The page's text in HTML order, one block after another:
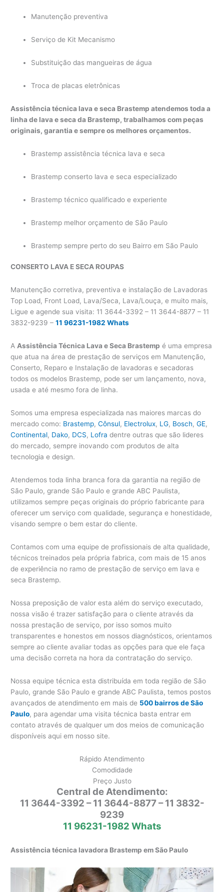
Manutenção preventiva
Serviço de Kit Mecanismo
Substituição das mangueiras de água
Troca de placas eletrônicas
Assistência técnica lava e seca Brastemp atendemos toda a
linha de lava e seca da Brastemp, trabalhamos com peças
originais, garantia e sempre os melhores orçamentos.
Brastemp assistência técnica lava e seca
Brastemp conserto lava e seca especializado
Brastemp técnico qualificado e experiente
Brastemp melhor orçamento de São Paulo
Brastemp sempre perto do seu Bairro em São Paulo
CONSERTO LAVA E SECA ROUPAS
Manutenção corretiva, preventiva e instalação de Lavadoras
Top Load, Front Load, Lava/Seca, Lava/Louça, e muito mais,
Ligue e agende sua visita: 11 3644-3392 – 11 3644-8877 – 11
3832-9239 –11 96231-1982 Whats
AAssistência Técnica Lava e Seca Brastemp é uma empresa
que atua na área de prestação de serviços em Manutenção,
Conserto, Reparo e Instalação de lavadoras e secadoras
todos os modelos Brastemp, pode ser um lançamento, nova,
usada e até mesmo fora de linha.
Somos uma empresa especializada nas maiores marcas do
mercado como: Brastemp,Cônsul, Electrolux, LG, Bosch,GE,
Continental, Dako, DCS, Lofra dentre outras que são lideres
do mercado, sempre inovando com produtos de alta
tecnologia e design.
Atendemos toda linha branca fora da garantia na região de
São Paulo, grande São Paulo e grande ABC Paulista,
utilizamos sempre peças originais do próprio fabricante para
oferecer um serviço com qualidade, segurança e honestidade,
visando sempre o bem estar do cliente.
Contamos com uma equipe de profissionais de alta qualidade,
técnicos treinados pela própria fabrica, com mais de 15 anos
de experiência no ramo de prestação de serviço em lava e
seca Brastemp.
Nossa preposição de valor esta além do serviço executado,
nossa visão é trazer satisfação para o cliente através da
nossa prestação de serviço, por isso somos muito
transparentes e honestos em nossos diagnósticos, orientamos
sempre ao cliente avaliar todas as opções para que ele faça
uma decisão correta na hora da contratação do serviço.
Nossa equipe técnica esta distribuída em toda região de São
Paulo, grande São Paulo e grande ABC Paulista, temos postos
avançados de atendimento em mais de 500 bairros de São
Paulo, para agendar uma visita técnica basta entrar em
contato através de qualquer um dos meios de comunicação
disponíveis aqui em nosso site.
Rápido Atendimento
Comodidade
Preço Justo
Central de Atendimento:
11 3644-3392 – 11 3644-8877 – 11 3832-
9239
11 96231-1982 Whats
Assistência técnica lavadora Brastemp em São Paulo